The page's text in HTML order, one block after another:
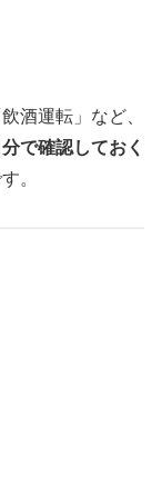
酒運転」など、
で確認しておく
。